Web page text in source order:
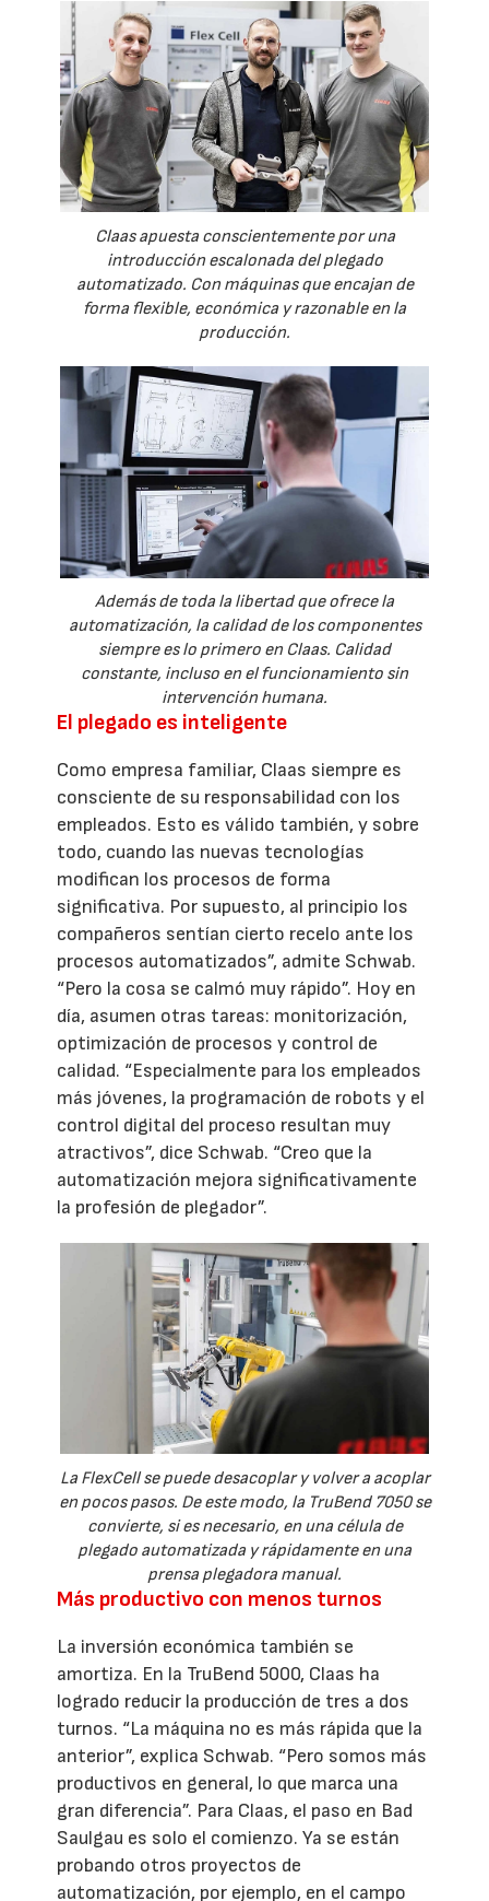
Claas apuesta conscientemente por una
introducción escalonada del plegado
automatizado. Con máquinas que encajan de
forma flexible, económica y razonable en la
producción.
Además de toda la libertad que ofrece la
automatización, la calidad de los componentes
siempre es lo primero en Claas. Calidad
constante, incluso en el funcionamiento sin
intervención humana.
El plegado es inteligente
Como empresa familiar, Claas siempre es
consciente de su responsabilidad con los
empleados. Esto es válido también, y sobre
todo, cuando las nuevas tecnologías
modifican los procesos de forma
significativa. Por supuesto, al principio los
compañeros sentían cierto recelo ante los
procesos automatizados”, admite Schwab.
“Pero la cosa se calmó muy rápido”. Hoy en
día, asumen otras tareas: monitorización,
optimización de procesos y control de
calidad. “Especialmente para los empleados
más jóvenes, la programación de robots y el
control digital del proceso resultan muy
atractivos”, dice Schwab. “Creo que la
automatización mejora significativamente
la profesión de plegador”.
La FlexCell se puede desacoplar y volver a acoplar
en pocos pasos. De este modo, la TruBend 7050 se
convierte, si es necesario, en una célula de
plegado automatizada y rápidamente en una
prensa plegadora manual.
Más productivo con menos turnos
La inversión económica también se
amortiza. En la TruBend 5000, Claas ha
logrado reducir la producción de tres a dos
turnos. “La máquina no es más rápida que la
anterior”, explica Schwab. “Pero somos más
productivos en general, lo que marca una
gran diferencia”. Para Claas, el paso en Bad
Saulgau es solo el comienzo. Ya se están
probando otros proyectos de
automatización, por ejemplo, en el campo